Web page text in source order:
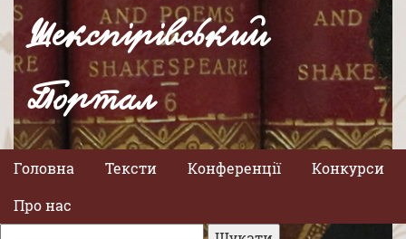
Шекспірівський
Портал
Головна Тексти Конференції
Конкурси
Про нас